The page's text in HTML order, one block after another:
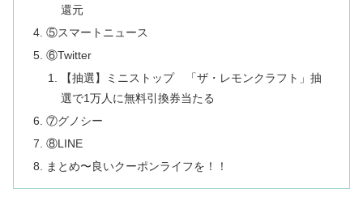
還元
⑤スマートニュース
⑥Twitter
【抽選】ミニストップ 「ザ・レモンクラフト」抽
選で1万人に無料引換券当たる
⑦グノシー
⑧LINE
まとめ〜良いクーポンライフを！！